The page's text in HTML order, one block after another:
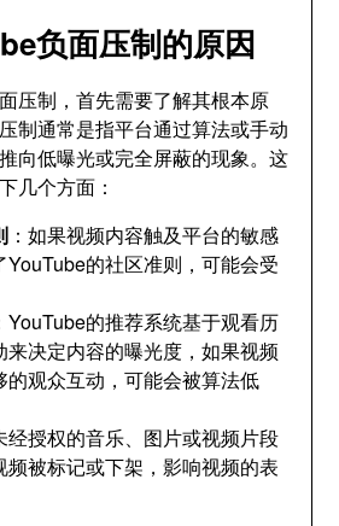
负面压制的原因
压制，首先需要了解其根本原
制通常是指平台通过算法或手动
向低曝光或完全屏蔽的现象。这
几个方面：
：如果视频内容触及平台的敏感
YouTube的社区准则，可能会受
YouTube的推荐系统基于观看历
来决定内容的曝光度，如果视频
的观众互动，可能会被算法低
经授权的音乐、图片或视频片段
频被标记或下架，影响视频的表